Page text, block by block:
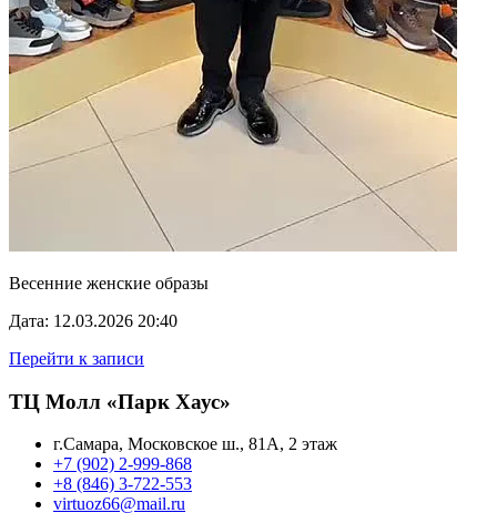
Весенние женские образы
Дата: 12.03.2026 20:40
Перейти к записи
ТЦ Молл «Парк Хаус»
г.Самара, Московское ш., 81А, 2 этаж
+7 (902) 2-999-868
+8 (846) 3-722-553
virtuoz66@mail.ru